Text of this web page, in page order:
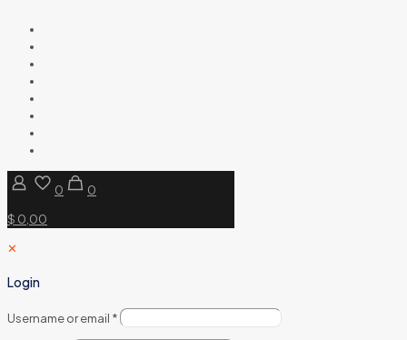
0
0
$ 0,00
✕
Login
Username or email *